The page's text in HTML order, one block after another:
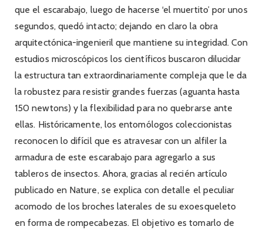
que el escarabajo, luego de hacerse ‘el muertito’ por unos
segundos, quedó intacto; dejando en claro la obra
arquitectónica-ingenieril que mantiene su integridad. Con
estudios microscópicos los científicos buscaron dilucidar
la estructura tan extraordinariamente compleja que le da
la robustez para resistir grandes fuerzas (aguanta hasta
150 newtons) y la flexibilidad para no quebrarse ante
ellas. Históricamente, los entomólogos coleccionistas
reconocen lo difícil que es atravesar con un alfiler la
armadura de este escarabajo para agregarlo a sus
tableros de insectos. Ahora, gracias al recién artículo
publicado en Nature, se explica con detalle el peculiar
acomodo de los broches laterales de su exoesqueleto
en forma de rompecabezas. El objetivo es tomarlo de